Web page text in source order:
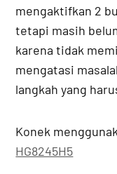
mengaktifkan 2
tetapi masih
karena tidak
mengatasi
langkah yang
Konek
HG8245H5